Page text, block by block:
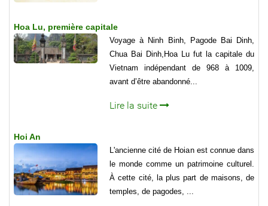
Hoa Lu, première capitale
Voyage à Ninh Binh, Pagode Bai Dinh,
Chua Bai Dinh,Hoa Lu fut la capitale du
Vietnam indépendant de 968 à 1009,
avant d’être abandonné...
Lire la suite
Hoi An
L'ancienne cité de Hoian est connue dans
le monde comme un patrimoine culturel.
À cette cité, la plus part de maisons, de
temples, de pagodes, ...